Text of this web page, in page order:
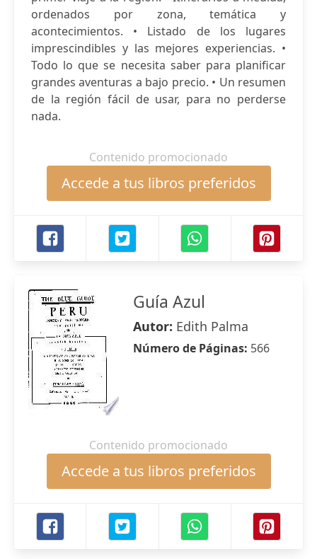
ordenados por zona, temática y
acontecimientos. • Listado de los lugares
imprescindibles y las mejores experiencias. •
Todo lo que se necesita saber para planificar
grandes aventuras a bajo precio. • Un resumen
de la región fácil de usar, para no perderse
nada.
Contenido promocionado
Accede a tus libros preferidos
Guía Azul
Autor: Edith Palma
Número de Páginas: 566
Contenido promocionado
Accede a tus libros preferidos